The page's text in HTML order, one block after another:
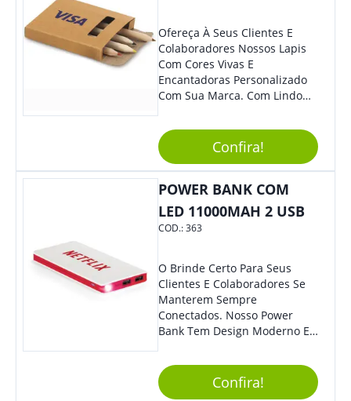
Ofereça À Seus Clientes E
Colaboradores Nossos Lapis
Com Cores Vivas E
Encantadoras Personalizado
Com Sua Marca. Com Lindo
Para Diversas Ocasiões.
Perfeito, Não É?!
Confira!
POWER BANK COM
LED 11000MAH 2 USB
COD.:363
O Brinde Certo Para Seus
Clientes E Colaboradores Se
Manterem Sempre
Conectados. Nosso Power
Bank Tem Design Moderno E
Na Bolsa Ou Na Mochila.
Compatível Com Diversos
Aparelhos, O Brinde É Super
Confira!